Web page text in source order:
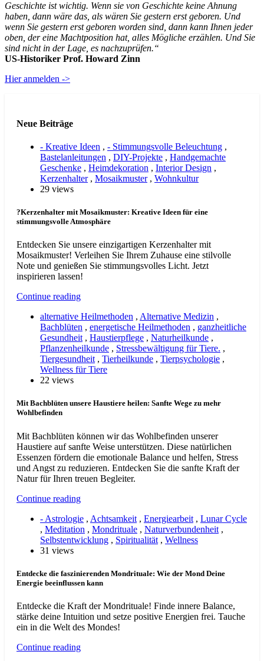
Geschichte ist wichtig. Wenn sie von Geschichte keine Ahnung
haben, dann wäre das, als wären Sie gestern erst geboren. Und
wenn Sie gestern erst geboren worden sind, dann kann Ihnen jeder
oben, der eine Machtposition hat, alles Mögliche erzählen. Und Sie
sind nicht in der Lage, es nachzuprüfen.“
US-Historiker Prof. Howard Zinn
Hier anmelden ->
Neue Beiträge
- Kreative Ideen , - Stimmungsvolle Beleuchtung ,
Bastelanleitungen , DIY-Projekte , Handgemachte
Geschenke , Heimdekoration , Interior Design ,
Kerzenhalter, Mosaikmuster, Wohnkultur
29 views
?Kerzenhalter mit Mosaikmuster: Kreative Ideen für eine
stimmungsvolle Atmosphäre
Entdecken Sie unsere einzigartigen Kerzenhalter mit
Mosaikmuster! Verleihen Sie Ihrem Zuhause eine stilvolle
Note und genießen Sie stimmungsvolles Licht. Jetzt
inspirieren lassen!
Continue reading
alternative Heilmethoden , Alternative Medizin ,
Bachblüten , energetische Heilmethoden , ganzheitliche
Gesundheit , Haustierpflege , Naturheilkunde ,
Pflanzenheilkunde , Stressbewältigung für Tiere. ,
Tiergesundheit , Tierheilkunde , Tierpsychologie ,
Wellness für Tiere
22 views
Mit Bachblüten unsere Haustiere heilen: Sanfte Wege zu mehr
Wohlbefinden
Mit Bachblüten können wir das Wohlbefinden unserer
Haustiere auf sanfte Weise unterstützen. Diese natürlichen
Essenzen fördern die emotionale Balance und helfen, Stress
und Angst zu reduzieren. Entdecken Sie die sanfte Kraft der
Natur für Ihren treuen Begleiter.
Continue reading
- Astrologie , Achtsamkeit , Energiearbeit , Lunar Cycle
, Meditation , Mondrituale , Naturverbundenheit ,
Selbstentwicklung , Spiritualität , Wellness
31 views
Entdecke die faszinierenden Mondrituale: Wie der Mond Deine
Energie beeinflussen kann
Entdecke die Kraft der Mondrituale! Finde innere Balance,
stärke deine Intuition und setze positive Energien frei. Tauche
ein in die Welt des Mondes!
Continue reading